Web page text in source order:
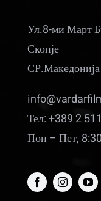
Ул.8-ми Март
Скопје
СР.Македонија
Тел: +389 2
Пон – Пет,